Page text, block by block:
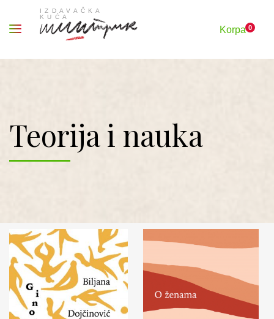
Korpa0
Teorija i nauka